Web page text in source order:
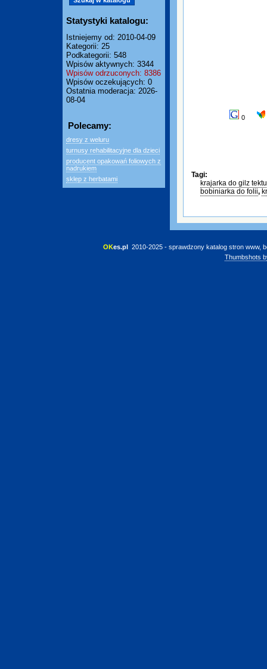
Statystyki katalogu:
Istniejemy od: 2010-04-09
Kategorii: 25
Podkategorii: 548
Wpisów aktywnych: 3344
Wpisów odrzuconych: 8386
Wpisów oczekujących: 0
Ostatnia moderacja: 2026-
08-04
Polecamy:
dresy z weluru
turnusy rehabilitacyjne dla dzieci
producent opakowań foliowych z
nadrukiem
sklep z herbatami
0
Tagi:
krajarka do gilz
bobiniarka do folii,
OKes.pl 2010-2025 - sprawdzony katalog stron www,
Thumbshots